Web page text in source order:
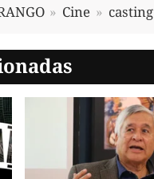
Cine casting